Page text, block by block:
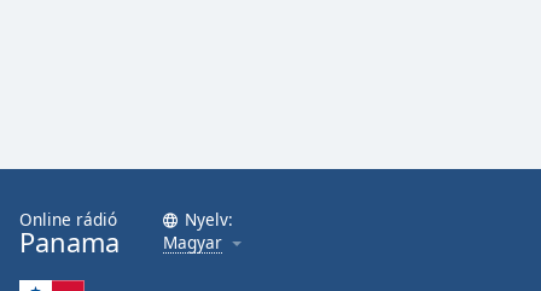
Online rádió
Panama
Nyelv:
Magyar